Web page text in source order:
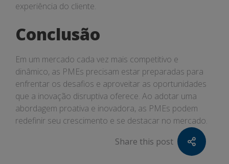
experiência do cliente.
Conclusão
Em um mercado cada vez mais competitivo e
dinâmico, as PMEs precisam estar preparadas para
enfrentar os desafios e aproveitar as oportunidades
que a inovação disruptiva oferece. Ao adotar uma
abordagem proativa e inovadora, as PMEs podem
redefinir seu crescimento e se destacar no mercado.
Share this post